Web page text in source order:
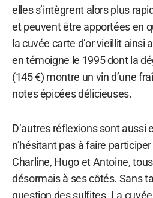
elles s’intègrent alors plus
et peuvent être apportées en
la cuvée carte d’or vieillit
en témoigne le 1995 dont la
(145 €) montre un vin d’une
notes épicées délicieuses.
D’autres réflexions sont aussi
n’hésitant pas à faire
Charline, Hugo et Antoine,
désormais à ses côtés. Sans
question des sulfites. La